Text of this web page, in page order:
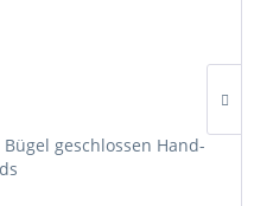
geschlossen Hand-